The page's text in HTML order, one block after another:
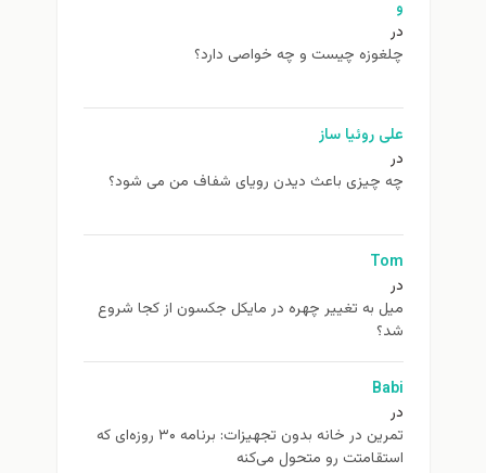
و
در
چلغوزه چیست و چه خواصی دارد؟
علی روئیا ساز
در
چه چیزی باعث دیدن رویای شفاف من می شود؟
Tom
در
ميل به تغيير چهره در مایکل جکسون از كجا شروع
شد؟
Babi
در
تمرین در خانه بدون تجهیزات: برنامه ۳۰ روزه‌ای که
استقامتت رو متحول می‌کنه